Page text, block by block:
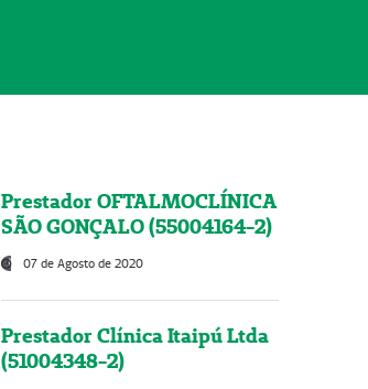
Prestador OFTALMOCLÍNICA
SÃO GONÇALO (55004164-2)
07 de Agosto de 2020
Prestador Clínica Itaipú Ltda
(51004348-2)